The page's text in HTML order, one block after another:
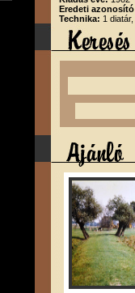
Eredeti
Technika: 1